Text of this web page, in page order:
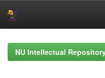
navigationNU Intellectual